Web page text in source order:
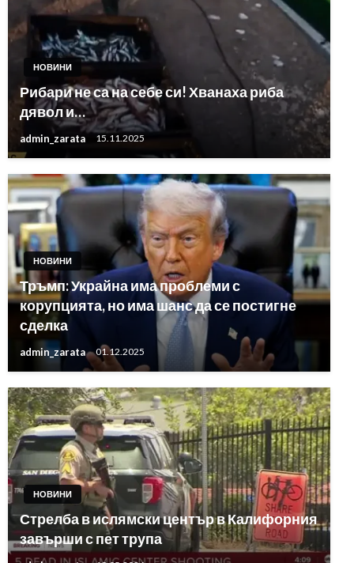
НОВИНИ
Рибари не са на себе си! Хванаха риба
дявол и…
admin_zarata 15.11.2025
НОВИНИ
Тръмп: Украйна има проблеми с
корупцията, но има шанс да се постигне
сделка
admin_zarata 01.12.2025
НОВИНИ
Стрелба в ислямски център в Калифорния
завърши с пет трупа